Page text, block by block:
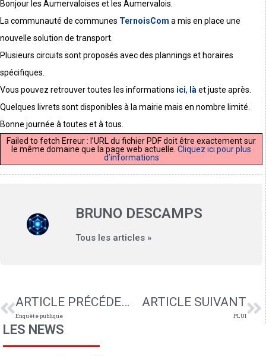
Bonjour les Aumervaloises et les Aumervalois.
La communauté de communes TernoisCom a mis en place une
nouvelle solution de transport.
Plusieurs circuits sont proposés avec des plannings et horaires
spécifiques.
Vous pouvez retrouver toutes les informations ici, là et juste après.
Quelques livrets sont disponibles à la mairie mais en nombre limité.
Bonne journée à toutes et à tous.
Failed to fetch Erreur : l’URL du fichier PDF doit être exactement sur
le même domaine que la page web actuelle. Cliquez ici pour plus
d’informations
BRUNO DESCAMPS
Tous les articles »
ARTICLE PRÉCÉDENT
Enquête publique
ARTICLE SUIVANT
PLUI
LES NEWS